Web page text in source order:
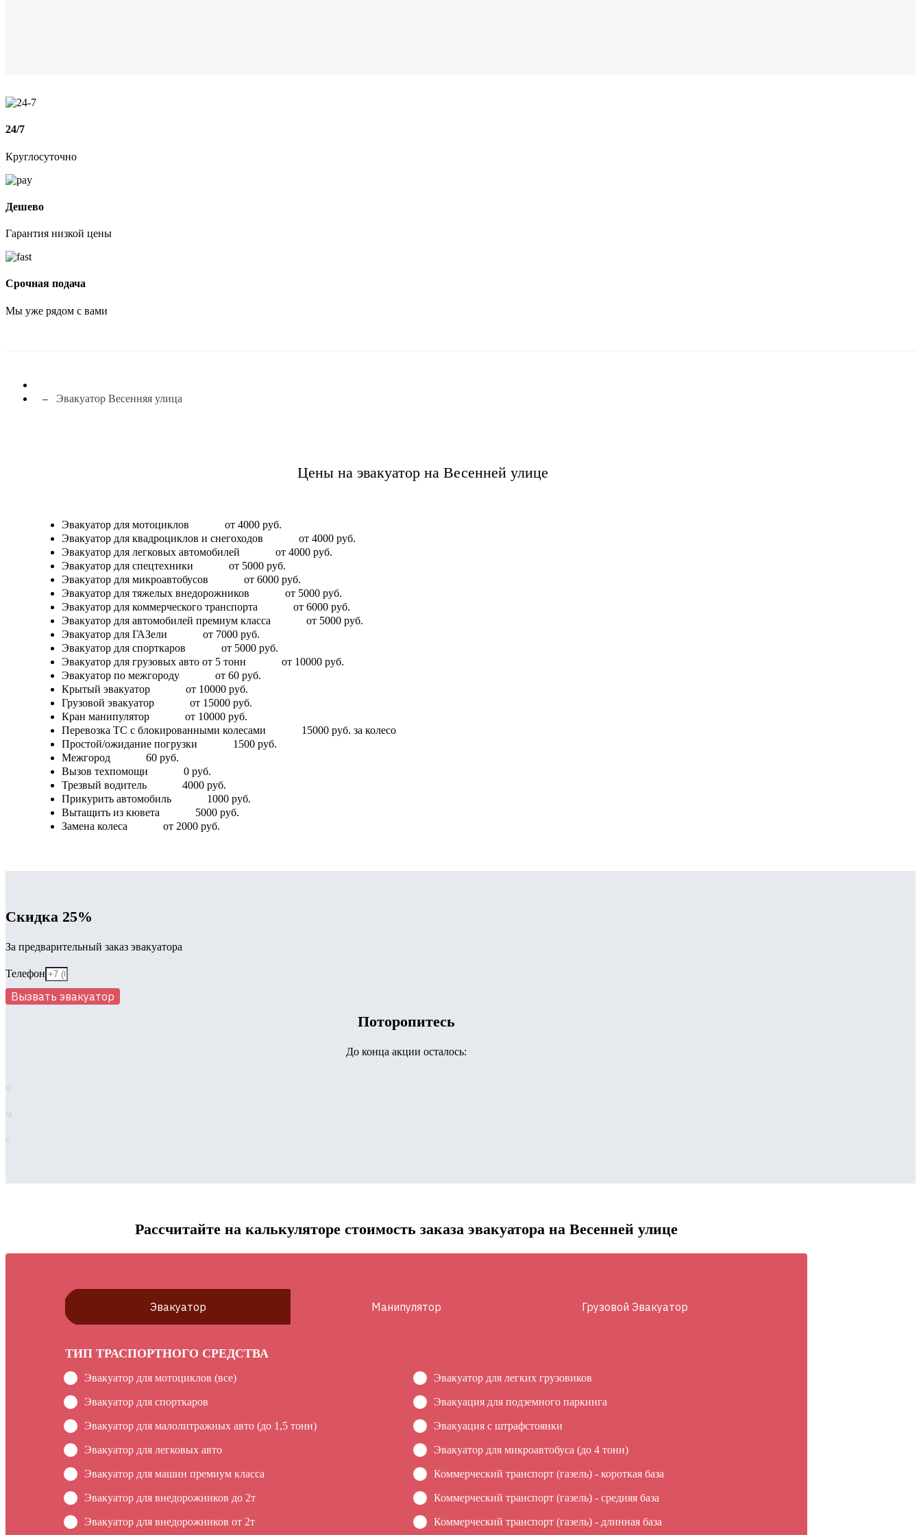
24/7
Круглосуточно
Дешево
Гарантия низкой цены
Срочная подача
Мы уже рядом с вами
Эвакуатор Весенняя улица
Цены на эвакуатор на Весенней улице
Эвакуатор для мотоциклов
от 4000 руб.
Эвакуатор для квадроциклов и снегоходов
от 4000 руб.
Эвакуатор для легковых автомобилей
от 4000 руб.
Эвакуатор для спецтехники
от 5000 руб.
Эвакуатор для микроавтобусов
от 6000 руб.
Эвакуатор для тяжелых внедорожников
от 5000 руб.
Эвакуатор для коммерческого транспорта
от 6000 руб.
Эвакуатор для автомобилей премиум класса
от 5000 руб.
Эвакуатор для ГАЗели
от 7000 руб.
Эвакуатор для спорткаров
от 5000 руб.
Эвакуатор для грузовых авто от 5 тонн
от 10000 руб.
Эвакуатор по межгороду
от 60 руб.
Крытый эвакуатор
от 10000 руб.
Грузовой эвакуатор
от 15000 руб.
Кран манипулятор
от 10000 руб.
Перевозка ТС с блокированными колесами
15000 руб. за колесо
Простой/ожидание погрузки
1500 руб.
Межгород
60 руб.
Вызов техпомощи
0 руб.
Трезвый водитель
4000 руб.
Прикурить автомобиль
1000 руб.
Вытащить из кювета
5000 руб.
Замена колеса
от 2000 руб.
Скидка 25%
За предварительный заказ эвакуатора
Телефон
Вызвать эвакуатор
Поторопитесь
До конца акции осталось:
ч
м
с
Рассчитайте на калькуляторе стоимость заказа эвакуатора на Весенней улице
Эвакуатор Манипулятор Грузовой Эвакуатор
ТИП ТРАСПОРТНОГО СРЕДСТВА
Эвакуатор для мотоциклов (все)
Эвакуатор для спорткаров
Эвакуатор для малолитражных авто (до 1,5 тонн)
Эвакуатор для легковых авто
Эвакуатор для машин премиум класса
Эвакуатор для внедорожников до 2т
Эвакуатор для внедорожников от 2т
Эвакуатор для легких грузовиков
Эвакуация для подземного паркинга
Эвакуация c штрафстоянки
Эвакуатор для микроавтобуса (до 4 тонн)
Коммерческий транспорт (газель) - короткая база
Коммерческий транспорт (газель) - средняя база
Коммерческий транспорт (газель) - длинная база